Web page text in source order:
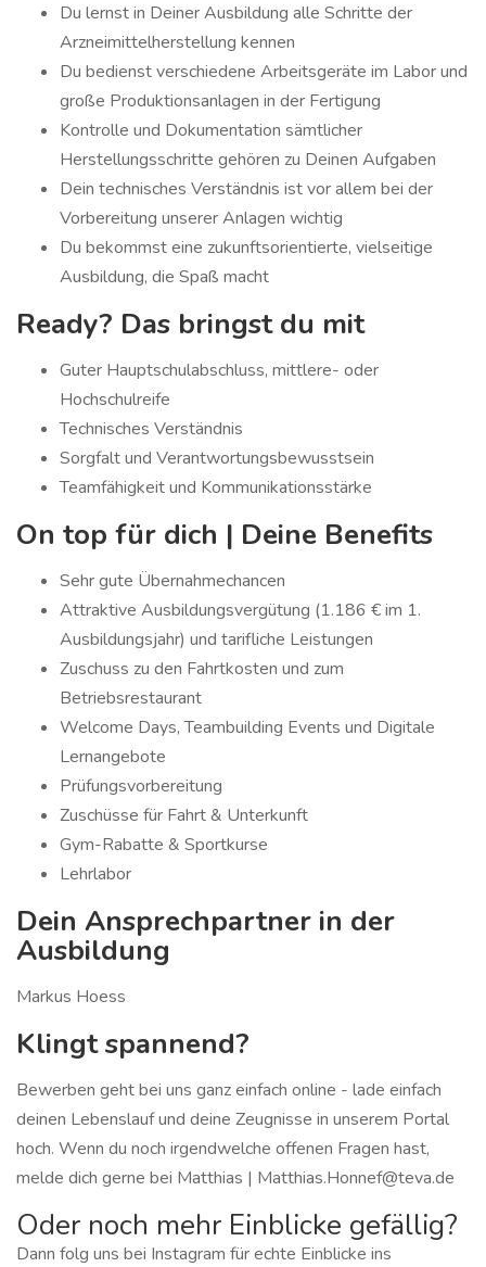
Du lernst in Deiner Ausbildung alle Schritte der
Arzneimittelherstellung kennen
Du bedienst verschiedene Arbeitsgeräte im Labor und
große Produktionsanlagen in der Fertigung
Kontrolle und Dokumentation sämtlicher
Herstellungsschritte gehören zu Deinen Aufgaben
Dein technisches Verständnis ist vor allem bei der
Vorbereitung unserer Anlagen wichtig
Du bekommst eine zukunftsorientierte, vielseitige
Ausbildung, die Spaß macht
Ready? Das bringst du mit
Guter Hauptschulabschluss, mittlere- oder
Hochschulreife
Technisches Verständnis
Sorgfalt und Verantwortungsbewusstsein
Teamfähigkeit und Kommunikationsstärke
On top für dich | Deine Benefits
Sehr gute Übernahmechancen
Attraktive Ausbildungsvergütung (1.186 € im 1.
Ausbildungsjahr) und tarifliche Leistungen
Zuschuss zu den Fahrtkosten und zum
Betriebsrestaurant
Welcome Days, Teambuilding Events und Digitale
Lernangebote
Prüfungsvorbereitung
Zuschüsse für Fahrt & Unterkunft
Gym-Rabatte & Sportkurse
Lehrlabor
Dein Ansprechpartner in der
Ausbildung
Markus Hoess
Klingt spannend?
Bewerben geht bei uns ganz einfach online - lade einfach
deinen Lebenslauf und deine Zeugnisse in unserem Portal
hoch. Wenn du noch irgendwelche offenen Fragen hast,
melde dich gerne bei Matthias | Matthias.Honnef@teva.de
Oder noch mehr Einblicke gefällig?
Dann folg uns bei Instagram für echte Einblicke ins